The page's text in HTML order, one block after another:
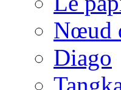
Nœud
Diago